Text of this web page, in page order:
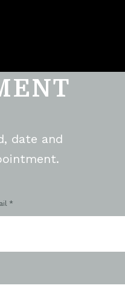
date and